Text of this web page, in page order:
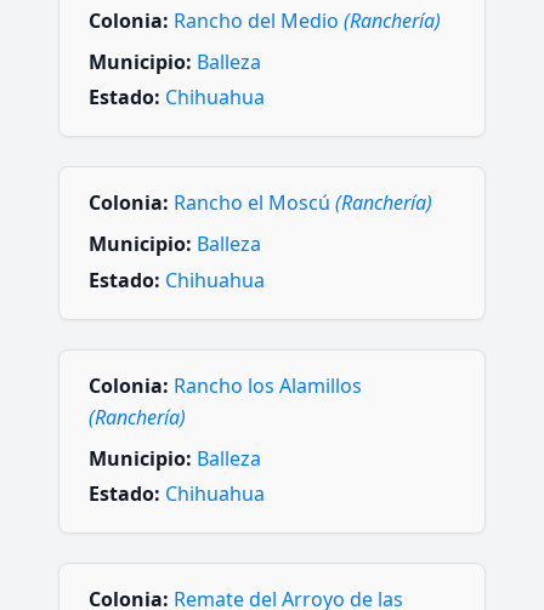
Colonia: Rancho del Medio (Ranchería)
Municipio: Balleza
Estado: Chihuahua
Colonia: Rancho el Moscú (Ranchería)
Municipio: Balleza
Estado: Chihuahua
Colonia: Rancho los Alamillos
(Ranchería)
Municipio: Balleza
Estado: Chihuahua
Colonia: Remate del Arroyo de las